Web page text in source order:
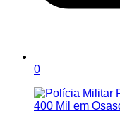
0